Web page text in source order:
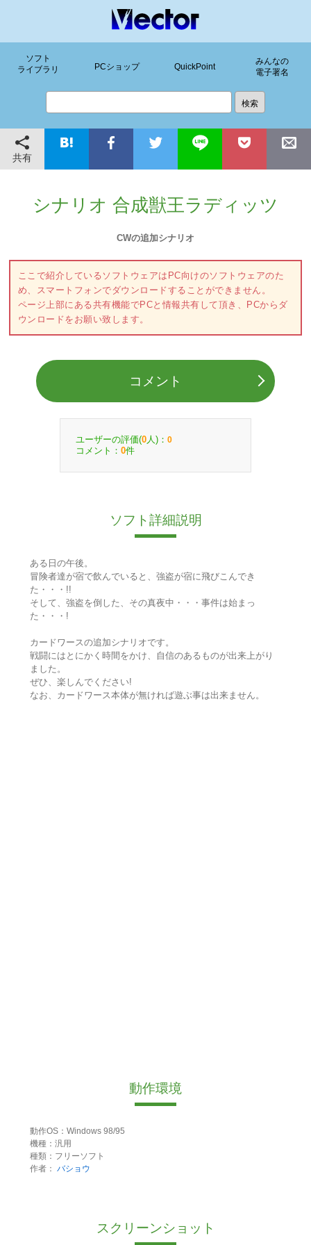
ソフト
ライブラリ
PCショップ QuickPoint
みんなの
電子署名
共有
シナリオ 合成獣王ラディッツ
CWの追加シナリオ
ここで紹介しているソフトウェアはPC向けのソフトウェアのた
め、スマートフォンでダウンロードすることができません。
ページ上部にある共有機能でPCと情報共有して頂き、PCからダ
ウンロードをお願い致します。
コメント
ユーザーの評価(0 人)： 0
コメント： 0件
ソフト詳細説明
ある日の午後。
冒険者達が宿で飲んでいると、強盗が宿に飛びこんでき
た・・・!!
そして、強盗を倒した、その真夜中・・・事件は始まっ
た・・・!
カードワースの追加シナリオです。
戦闘にはとにかく時間をかけ、自信のあるものが出来上がり
ました。
ぜひ、楽しんでください!
なお、カードワース本体が無ければ遊ぶ事は出来ません。
動作環境
動作OS：Windows 98/95
機種：汎用
種類：フリーソフト
作者： バショウ
スクリーンショット